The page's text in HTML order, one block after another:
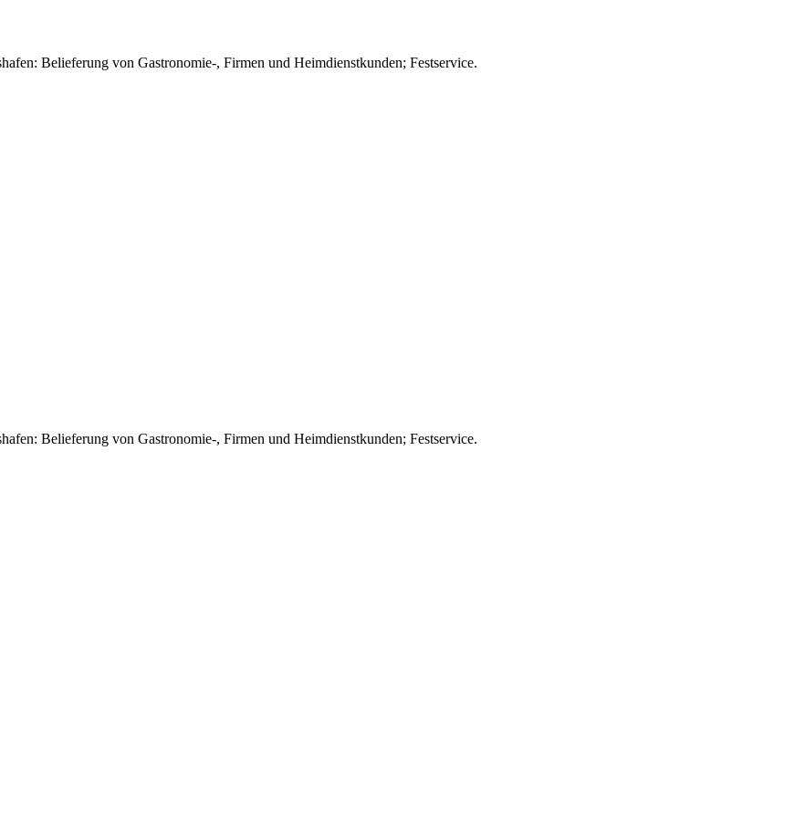
Belieferung von Gastronomie-, Firmen und Heimdienstkunden; Festservice.
Belieferung von Gastronomie-, Firmen und Heimdienstkunden; Festservice.